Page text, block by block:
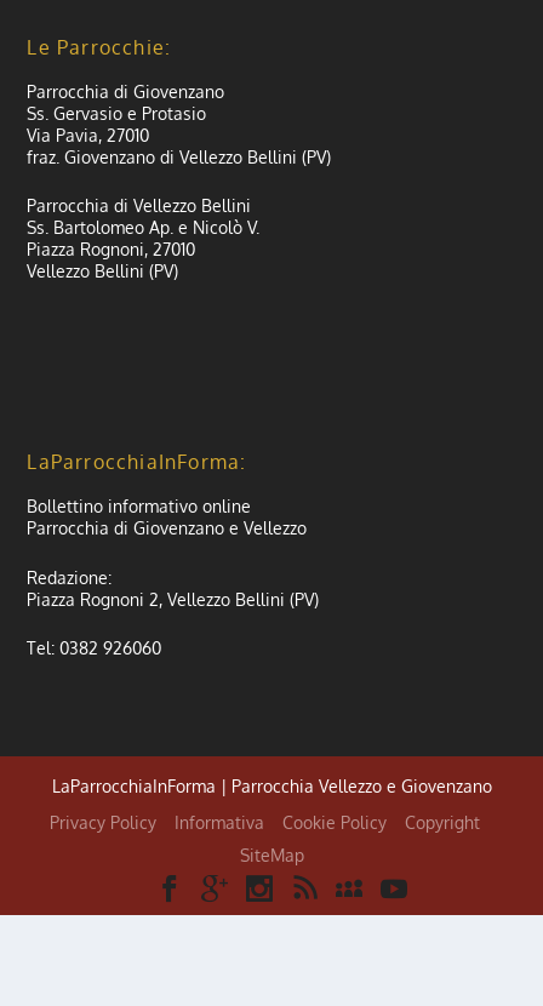
Le Parrocchie:
Parrocchia di Giovenzano
Ss. Gervasio e Protasio
Via Pavia, 27010
fraz. Giovenzano di Vellezzo Bellini (PV)
Parrocchia di Vellezzo Bellini
Ss. Bartolomeo Ap. e Nicolò V.
Piazza Rognoni, 27010
Vellezzo Bellini (PV)
LaParrocchiaInForma:
Bollettino informativo online
Parrocchia di Giovenzano e Vellezzo
Redazione:
Piazza Rognoni 2, Vellezzo Bellini (PV)
Tel: 0382 926060
LaParrocchiaInForma | Parrocchia Vellezzo e Giovenzano
Privacy Policy
Informativa Cookie Policy
Copyright
SiteMap